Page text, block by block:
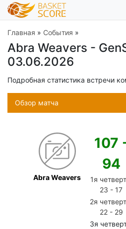
Главная » События »
Abra Weavers -
03.06.2026
Подробная статистика встречи
матч информация, результаты в
времени, статистика команд,
анализ похожих игр - все это для
basketscore.ru
Обзор матча
Abra Weavers
107
94
1я
23 - 17
2я
22 - 29
3я